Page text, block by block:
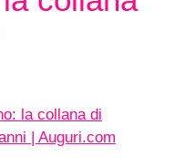
la collana di
| Auguri.com